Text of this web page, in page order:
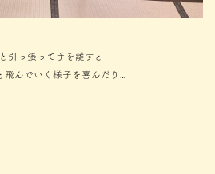
引っ張って手を離すと
飛んでいく様子を喜んだり…